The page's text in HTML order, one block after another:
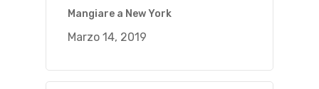
Mangiare a New York
Marzo 14, 2019